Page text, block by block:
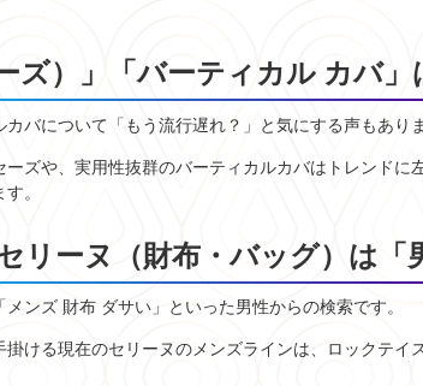
ズ）」「バーティカル カバ」
バについて「もう流行遅れ？」と気にする声もあり
ーズや、実用性抜群のバーティカルカバはトレンドに
。
リーヌ（財布・バッグ）は「
ンズ 財布 ダサい」といった男性からの検索です。
掛ける現在のセリーヌのメンズラインは、ロックテイ